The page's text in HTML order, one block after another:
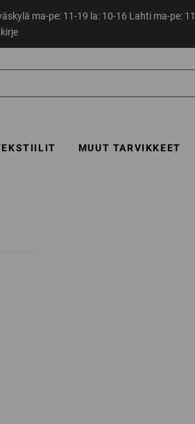
ma-pe: 11-19 la: 10-16 Lahti ma-pe:
MUUT TARVIKKEET